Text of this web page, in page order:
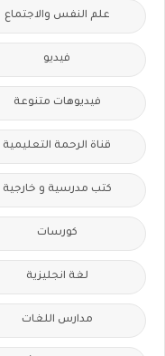
علم النفس والاجتماع
فيديو
فيديوهات متنوعة
قناة الرحمة التعليمية
كتب مدرسية و خارجية
كورسات
لغة انجليزية
مدارس اللغات